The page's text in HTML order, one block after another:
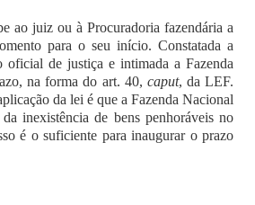
ao juiz ou à Procuradoria fazendária a
para o seu início. Constatada a
oficial de justiça e intimada a Fazenda
na forma do art. 40,caput, da LEF.
da lei é que a Fazenda Nacional
inexistência de bens penhoráveis no
é o suficiente para inaugurar o prazo